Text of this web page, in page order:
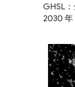
GHSL
2030 年